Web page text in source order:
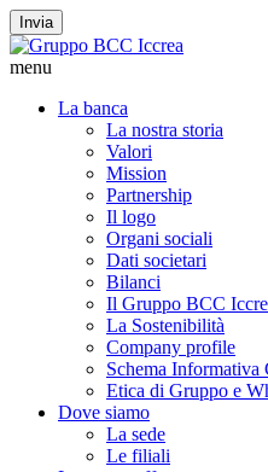
Invia
menu
La banca
La nostra storia
Valori
Mission
Partnership
Il logo
Organi sociali
Dati societari
Bilanci
Il Gruppo BCC
La Sostenibilità
Company profile
Schema Informativa
Etica di Gruppo e
Dove siamo
La sede
Le filiali